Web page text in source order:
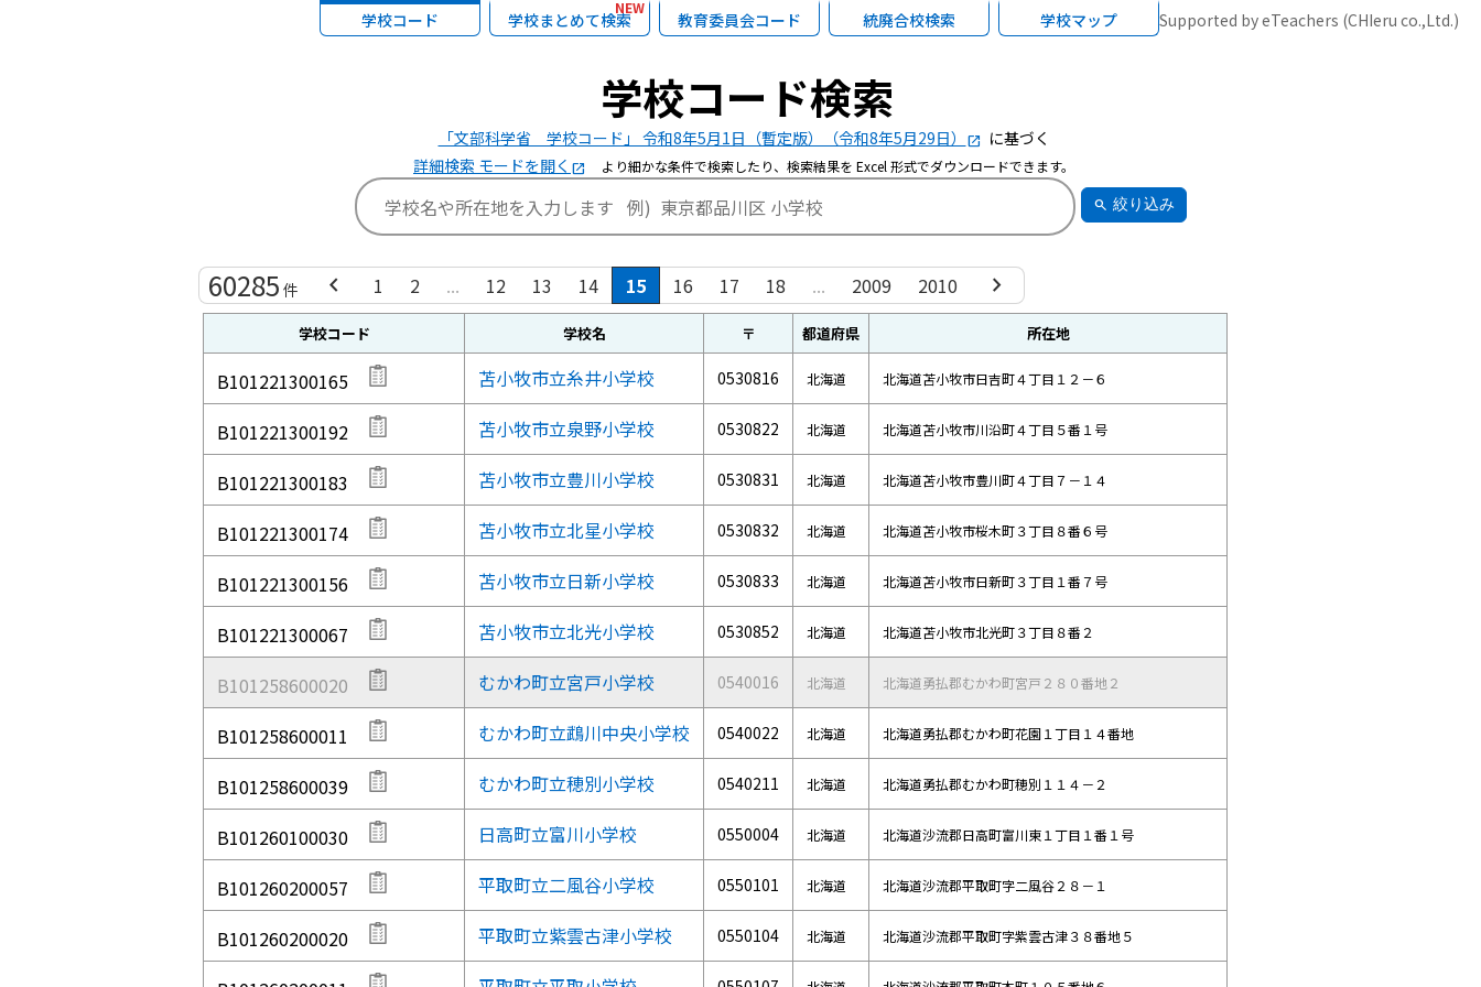
学校コード 学校まとめて検索
NEW
教育委員会コード 統廃合校検索 学校マップ Supported by eTeachers (CHIeru co.,Ltd.)
学校コード検索
「文部科学省 学校コード」 令和8年5月1日（暫定版）（令和8年5月29日） open_in_new
に基づく
詳細検索 モードを開く open_in_new より細かな条件で検索したり、検索結果を Excel 形式でダウンロードできます。
search 絞り込み
60285 件 chevron_left 1 2 ... 12 13 14 15 16 17 18 ... 2009 2010 chevron_right
学校コード 学校名 〒 都道府県 所在地
B101221300165 苫小牧市立糸井小学校 0530816 北海道 北海道苫小牧市日吉町４丁目１２－６
B101221300192 苫小牧市立泉野小学校 0530822 北海道 北海道苫小牧市川沿町４丁目５番１号
B101221300183 苫小牧市立豊川小学校 0530831 北海道 北海道苫小牧市豊川町４丁目７－１４
B101221300174 苫小牧市立北星小学校 0530832 北海道 北海道苫小牧市桜木町３丁目８番６号
B101221300156 苫小牧市立日新小学校 0530833 北海道 北海道苫小牧市日新町３丁目１番７号
B101221300067 苫小牧市立北光小学校 0530852 北海道 北海道苫小牧市北光町３丁目８番２
B101258600020 むかわ町立宮戸小学校 0540016 北海道 北海道勇払郡むかわ町宮戸２８０番地２
B101258600011 むかわ町立鵡川中央小学校 0540022 北海道 北海道勇払郡むかわ町花園１丁目１４番地
B101258600039 むかわ町立穂別小学校 0540211 北海道 北海道勇払郡むかわ町穂別１１４－２
B101260100030 日高町立富川小学校 0550004 北海道 北海道沙流郡日高町富川東１丁目１番１号
B101260200057 平取町立二風谷小学校 0550101 北海道 北海道沙流郡平取町字二風谷２８－１
B101260200020 平取町立紫雲古津小学校 0550104 北海道 北海道沙流郡平取町字紫雲古津３８番地５